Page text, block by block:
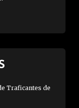
Traficantes de